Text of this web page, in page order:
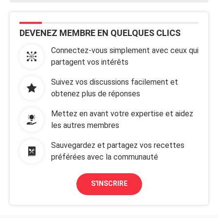
DEVENEZ MEMBRE EN QUELQUES CLICS
Connectez-vous simplement avec ceux qui
partagent vos intérêts
Suivez vos discussions facilement et
obtenez plus de réponses
Mettez en avant votre expertise et aidez
les autres membres
Sauvegardez et partagez vos recettes
préférées avec la communauté
S'INSCRIRE